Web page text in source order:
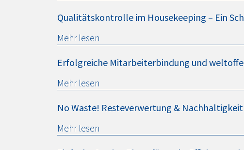
Qualitätskontrolle im Housekeeping – Ein
Mehr lesen
Erfolgreiche Mitarbeiterbindung und
Mehr lesen
No Waste! Resteverwertung &
Mehr lesen